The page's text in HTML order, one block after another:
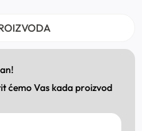
ćemo Vas kada proizvod